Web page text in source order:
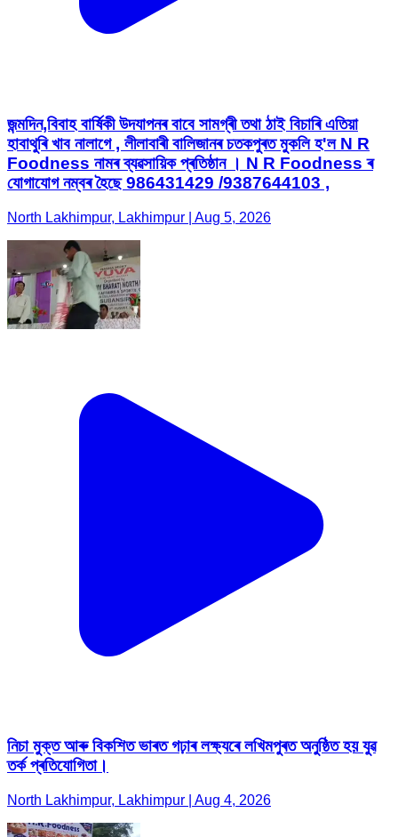
জন্মদিন,বিবাহ বাৰ্ষিকী উদযাপনৰ বাবে সামগ্ৰী তথা ঠাই বিচাৰি এতিয়া
হাবাথুৰি খাব নালাগে , লীলাবাৰী বালিজানৰ চতকপুৰত মুকলি হ'ল N R
Foodness নামৰ ব্যৱসায়িক প্ৰতিষ্ঠান । N R Foodness ৰ
যোগাযোগ নম্বৰ হৈছে 986431429 /9387644103 ,
North Lakhimpur, Lakhimpur | Aug 5, 2026
নিচা মুক্ত আৰু বিকশিত ভাৰত গঢ়াৰ লক্ষ্যৰে লখিমপুৰত অনুষ্ঠিত হয় যুৱ
তৰ্ক প্ৰতিযোগিতা।
North Lakhimpur, Lakhimpur | Aug 4, 2026